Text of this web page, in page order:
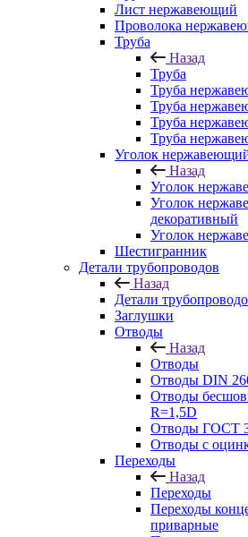
Лист нержавеющий
Проволока
Труба
Назад
Труба
Труба
Труба
Труба
Труба
Уголок
Назад
Уголок
Уголок
декоративный
Уголок
Шестигранник
Детали трубопроводов
Назад
Детали
Заглушки
Отводы
Назад
Отводы
Отводы DIN
Отводы
R=1,5D
Отводы ГОСТ
Отводы с
Переходы
Назад
Переходы
Переходы
приварные